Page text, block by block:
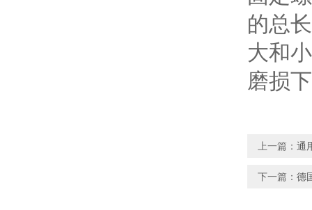
的总
大和
磨损
上一篇： 通
下一篇： 德